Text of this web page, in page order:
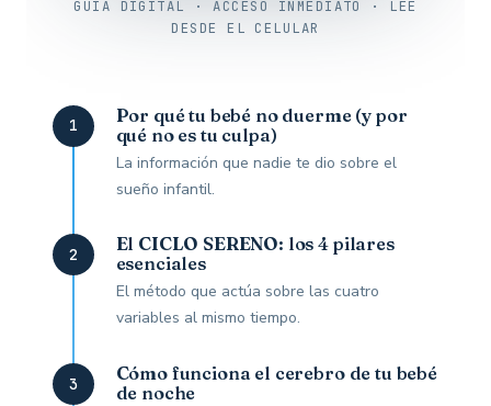
GUÍA DIGITAL · ACCESO INMEDIATO · LEE
DESDE EL CELULAR
1
Por qué tu bebé no duerme (y por
qué no es tu culpa)
La información que nadie te dio sobre el
sueño infantil.
2
El CICLO SERENO: los 4 pilares
esenciales
El método que actúa sobre las cuatro
variables al mismo tiempo.
3
Cómo funciona el cerebro de tu bebé
de noche